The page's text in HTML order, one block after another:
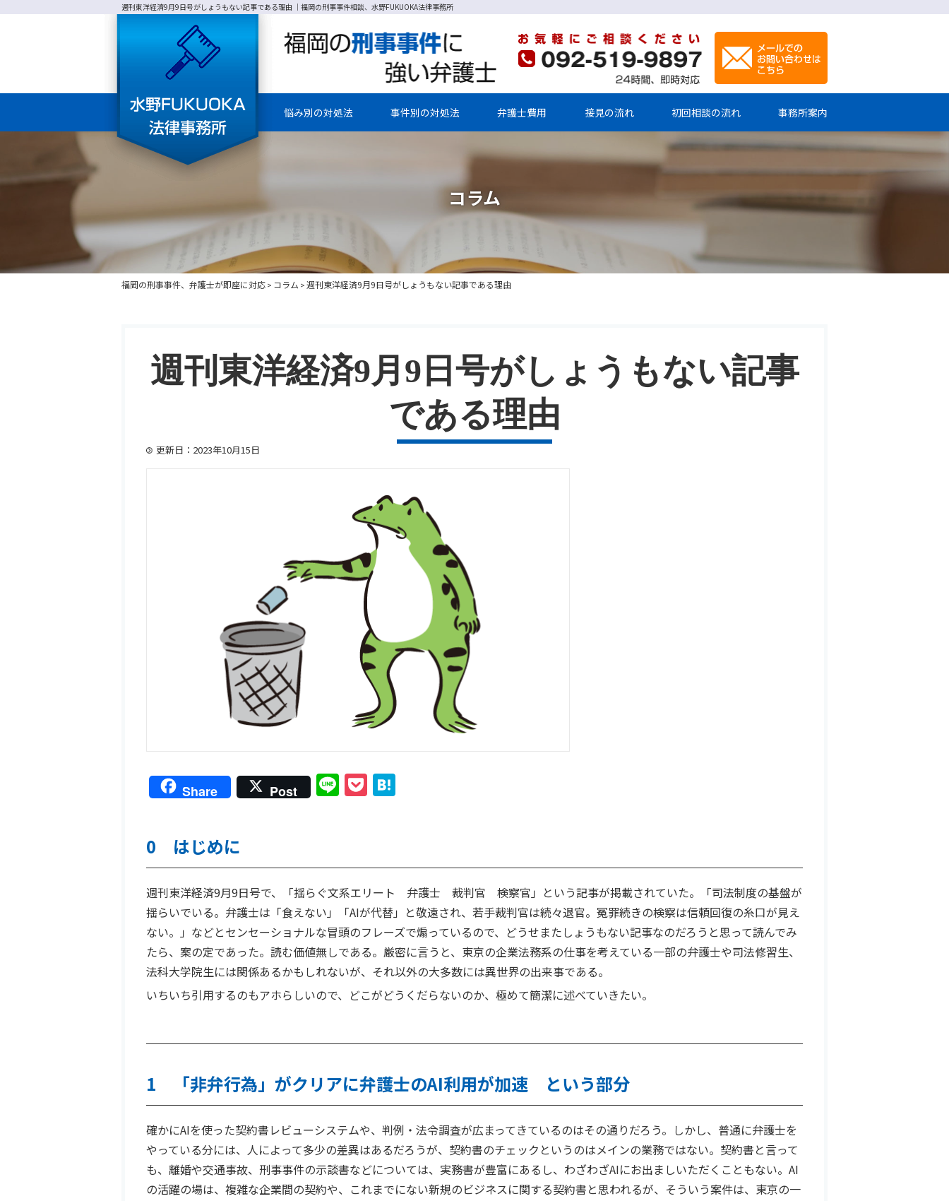
週刊東洋経済9月9日号がしょうもない記事である理由 ｜福岡の刑事事件相談、水野FUKUOKA法律事務所
悩み別の対処法 事件別の対処法 弁護士費用 接見の流れ 初回相談の流れ 事務所案内
コラム
福岡の刑事事件、弁護士が即座に対応 > コラム > 週刊東洋経済9月9日号がしょうもない記事である理由
週刊東洋経済9月9日号がしょうもない記事
である理由
更新日：2023年10月15日
Share Post LinePocket
0 はじめに
週刊東洋経済9月9日号で、「揺らぐ文系エリート 弁護士 裁判官 検察官」という記事が掲載されていた。「司法制度の基盤が
揺らいでいる。弁護士は「食えない」「AIが代替」と敬遠され、若手裁判官は続々退官。冤罪続きの検察は信頼回復の糸口が見え
ない。」などとセンセーショナルな冒頭のフレーズで煽っているので、どうせまたしょうもない記事なのだろうと思って読んでみ
たら、案の定であった。読む価値無しである。厳密に言うと、東京の企業法務系の仕事を考えている一部の弁護士や司法修習生、
法科大学院生には関係あるかもしれないが、それ以外の大多数には異世界の出来事である。
いちいち引用するのもアホらしいので、どこがどうくだらないのか、極めて簡潔に述べていきたい。
1 「非弁行為」がクリアに弁護士のAI利用が加速 という部分
確かにAIを使った契約書レビューシステムや、判例・法令調査が広まってきているのはその通りだろう。しかし、普通に弁護士を
やっている分には、人によって多少の差異はあるだろうが、契約書のチェックというのはメインの業務ではない。契約書と言って
も、離婚や交通事故、刑事事件の示談書などについては、実務書が豊富にあるし、わざわざAIにお出ましいただくこともない。AI
の活躍の場は、複雑な企業間の契約や、これまでにない新規のビジネスに関する契約書と思われるが、そういう案件は、東京の一